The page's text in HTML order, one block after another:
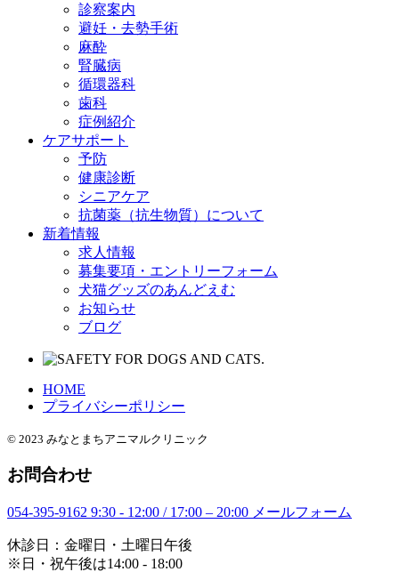
診察案内
避妊・去勢手術
麻酔
腎臓病
循環器科
歯科
症例紹介
ケアサポート
予防
健康診断
シニアケア
抗菌薬（抗生物質）について
新着情報
求人情報
募集要項・エントリーフォーム
犬猫グッズのあんどえむ
お知らせ
ブログ
HOME
プライバシーポリシー
© 2023 みなとまちアニマルクリニック
お問合わせ
054-395-9162 9:30 - 12:00 / 17:00 – 20:00 メールフォーム
休診日：金曜日・土曜日午後
※日・祝午後は14:00 - 18:00